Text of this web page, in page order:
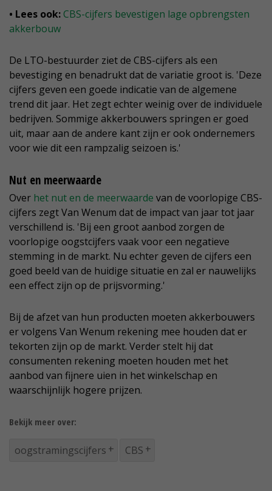
• Lees ook:CBS-cijfers bevestigen lage opbrengsten
akkerbouw
De LTO-bestuurder ziet de CBS-cijfers als een
bevestiging en benadrukt dat de variatie groot is. 'Deze
cijfers geven een goede indicatie van de algemene
trend dit jaar. Het zegt echter weinig over de individuele
bedrijven. Sommige akkerbouwers springen er goed
uit, maar aan de andere kant zijn er ook ondernemers
voor wie dit een rampzalig seizoen is.'
Nut en meerwaarde
Over het nut en de meerwaarde van de voorlopige CBS-
cijfers zegt Van Wenum dat de impact van jaar tot jaar
verschillend is. 'Bij een groot aanbod zorgen de
voorlopige oogstcijfers vaak voor een negatieve
stemming in de markt. Nu echter geven de cijfers een
goed beeld van de huidige situatie en zal er nauwelijks
een effect zijn op de prijsvorming.'
Bij de afzet van hun producten moeten akkerbouwers
er volgens Van Wenum rekening mee houden dat er
tekorten zijn op de markt. Verder stelt hij dat
consumenten rekening moeten houden met het
aanbod van fijnere uien in het winkelschap en
waarschijnlijk hogere prijzen.
Bekijk meer over:
oogstramingscijfers CBS